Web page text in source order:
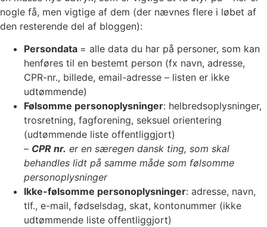
nogle få, men vigtige af dem (der nævnes flere i løbet af
den resterende del af bloggen):
Persondata = alle data du har på personer, som kan
henføres til en bestemt person (fx navn, adresse,
CPR-nr., billede, email-adresse – listen er ikke
udtømmende)
Følsomme personoplysninger: helbredsoplysninger,
trosretning, fagforening, seksuel orientering
(udtømmende liste offentliggjort)
– CPR nr. er en særegen dansk ting, som skal
behandles lidt på samme måde som følsomme
personoplysninger
Ikke-følsomme personoplysninger: adresse, navn,
tlf., e-mail, fødselsdag, skat, kontonummer (ikke
udtømmende liste offentliggjort)